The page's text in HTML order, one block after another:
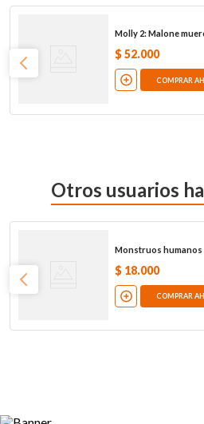
Molly 2: Malone
$ 52.000
COMPRAR
Otros usuarios
Monstruos humanos
$ 18.000
COMPRAR